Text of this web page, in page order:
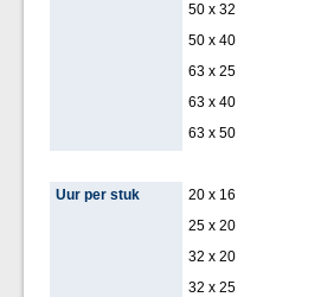
50 x 32
50 x 40
63 x 25
63 x 40
63 x 50
Uur per stuk 20 x 16
25 x 20
32 x 20
32 x 25